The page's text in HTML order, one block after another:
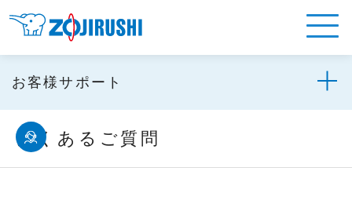
お客様サポート
よくあるご質問